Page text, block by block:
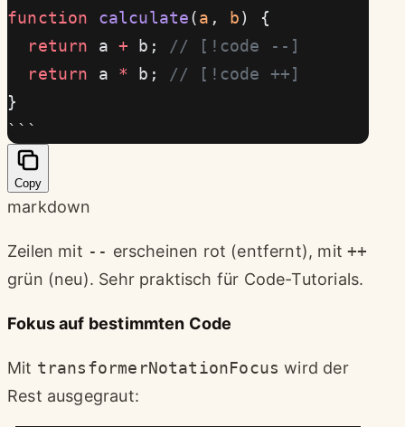
function calculate(a , b) {
  return
a + b; // [!code --]
  return
a * b; // [!code ++]
}
```
Copy
markdown
Zeilen mit -- erscheinen rot (entfernt), mit++
grün (neu). Sehr praktisch für Code-Tutorials.
Fokus auf bestimmten Code
Mit transformerNotationFocus wird der
Rest ausgegraut: